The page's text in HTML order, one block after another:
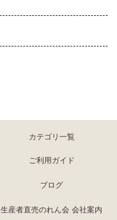
カテゴリ一覧
ご利用ガイド
ブログ
生産者直売のれん会 会社案内